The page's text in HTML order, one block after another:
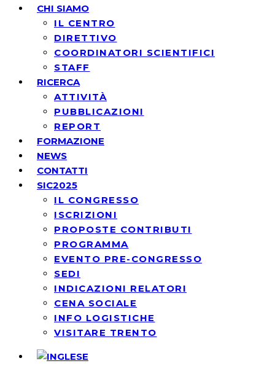
CHI SIAMO
IL CENTRO
DIRETTIVO
COORDINATORI SCIENTIFICI
STAFF
RICERCA
ATTIVITÀ
PUBBLICAZIONI
REPORT
FORMAZIONE
NEWS
CONTATTI
SIC2025
IL CONGRESSO
ISCRIZIONI
PROPOSTE CONTRIBUTI
PROGRAMMA
EVENTO PRE-CONGRESSO
SEDI
INDICAZIONI RELATORI
CENA SOCIALE
INFO LOGISTICHE
VISITARE TRENTO